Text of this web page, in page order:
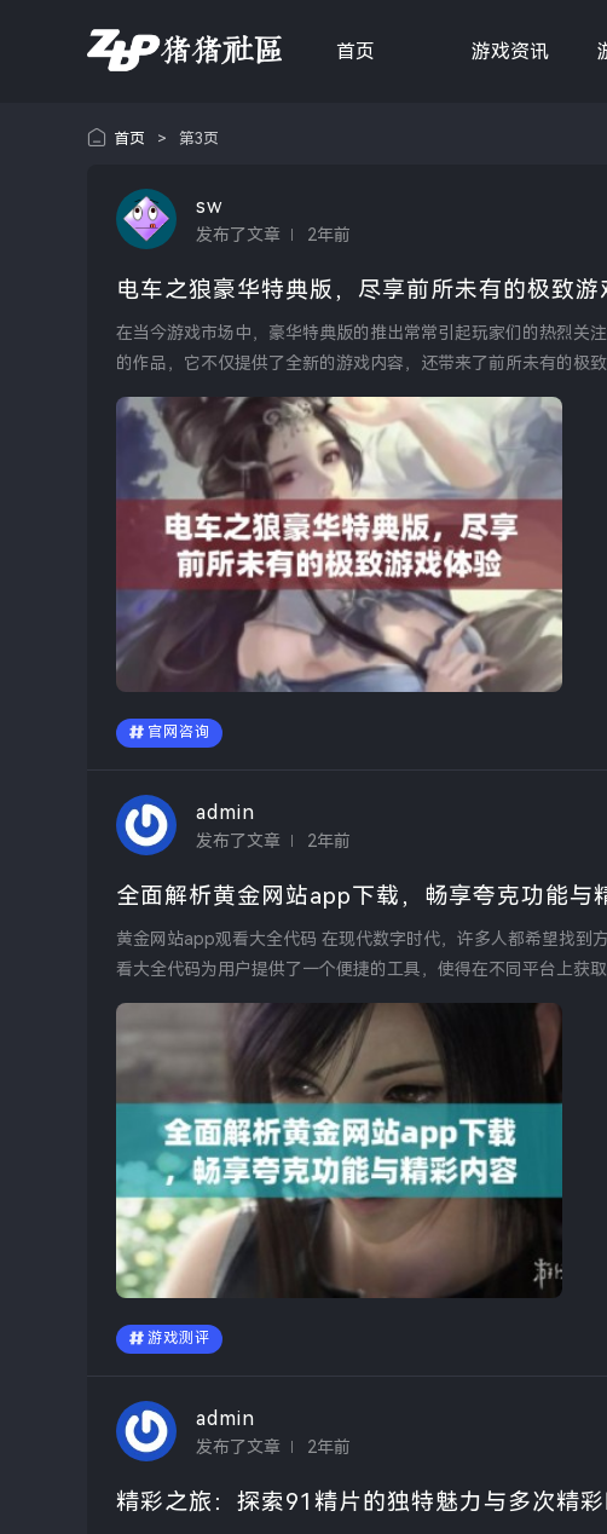
首页 游戏资讯
首页 > 第3页
sw
发布了文章 2年前
电车之狼豪华特典版，尽享前所未有的极致游
在当今游戏市场中，豪华特典版的推出常常引起玩家们的热烈关
的作品，它不仅提供了全新的游戏内容，还带来了前所未有的极
能够更深入地融入...
官网咨询
admin
发布了文章 2年前
全面解析黄金网站app下载，畅享夸克功能与
黄金网站app观看大全代码 在现代数字时代，许多人都希望找到方便快捷的方式来观看自己喜欢的内容。黄金网站的观
看大全代码为用户提供了一个便捷的工具，使得在不同平台上获
轻...
游戏测评
admin
发布了文章 2年前
精彩之旅：探索91精片的独特魅力与多次精彩